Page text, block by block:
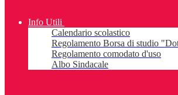
Info Utili
Calendario scolastico
Regolamento Borsa di studio
Regolamento comodato d'uso
Albo Sindacale